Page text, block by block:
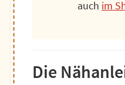
auch im
Die